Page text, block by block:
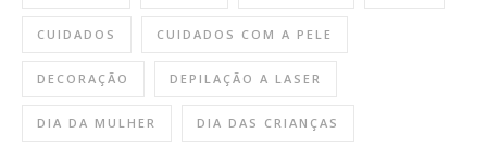
CUIDADOS CUIDADOS COM A PELE
DECORAÇÃO DEPILAÇÃO A LASER
DIA DA MULHER DIA DAS CRIANÇAS